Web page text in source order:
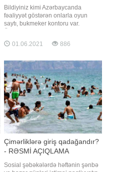
Bildiyiniz kimi Azərbaycanda
fəaliyyət göstərən onlarla oyun
saytı, bukmeker kontoru var.
oyunnu bir-birindən ayıran əsas
xüsusiyyətlərdən biri də bonuslardır.
fərqli olaraq bonuslar təklif etməsi
müştərilər üçün bir üstünlükdür.
Telefonda
01.06.2021 886
Çimərliklərə giriş qadağandır?
- RƏSMİ AÇIQLAMA
Sosial şəbəkələrdə həftənin şənbə